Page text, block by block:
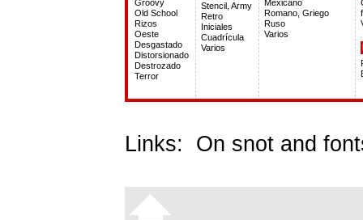
Groovy
Old School
Rizos
Oeste
Desgastado
Distorsionado
Destrozado
Terror
Stencil, Army
Retro
Iniciales
Cuadrícula
Varios
Mexicano
Romano, Griego
Ruso
Varios
Links: On snot and